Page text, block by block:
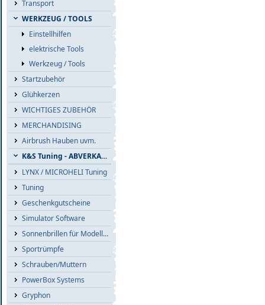
Transport
WERKZEUG / TOOLS
Einstellhilfen
elektrische Tools
Werkzeug / Tools
Startzubehör
Glühkerzen
WICHTIGES ZUBEHÖR
MERCHANDISING
Airbrush Hauben uvm.
K&S Tuning - ABVERKAUF
LYNX / MICROHELI Tuning
Tuning
Geschenkgutscheine
Simulator Software
Sonnenbrillen für Modellflieger
Sportrümpfe
Schrauben/Muttern
PowerBox Systems
Gryphon